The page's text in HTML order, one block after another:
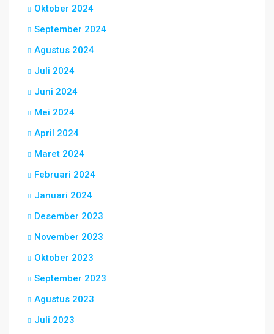
Oktober 2024
September 2024
Agustus 2024
Juli 2024
Juni 2024
Mei 2024
April 2024
Maret 2024
Februari 2024
Januari 2024
Desember 2023
November 2023
Oktober 2023
September 2023
Agustus 2023
Juli 2023